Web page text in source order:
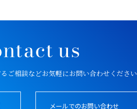
ご相談などお気軽にお問い合わせくださ
メールでのお問い合わせ